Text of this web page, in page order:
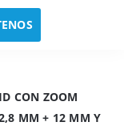
CON ZOOM
MM + 12 MM Y